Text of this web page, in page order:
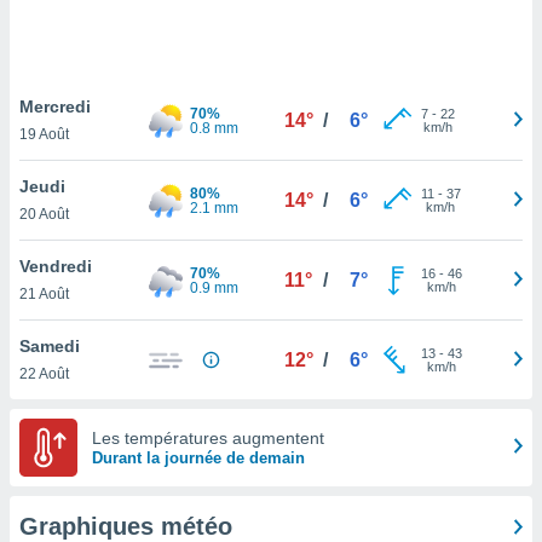
pas
de
cas,
que
sur le
et que
Mercredi
19 Août
70%
0.8 mm
14° / 6° 7- 22
km/h
Jeudi
20 Août
80%
2.1 mm
14° / 6° 11 - 37
km/h
Vendredi
21 Août
70%
0.9 mm
11° / 7° 16- 46
km/h
Samedi
22 Août
12° / 6° 13- 43
km/h
Les températures augmentent
Durant la journée de demain
Graphiques météo